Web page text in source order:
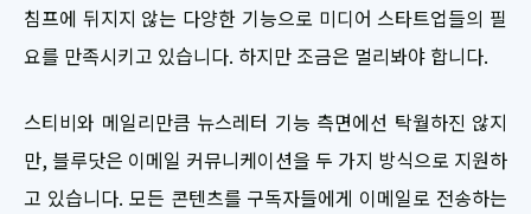
침프에 뒤지지 않는 다양한 기능으로 미디어 스타트업들의 필
요를 만족시키고 있습니다. 하지만 조금은 멀리봐야 합니다.
스티비와 메일리만큼 뉴스레터 기능 측면에선 탁월하진 않지
만, 블루닷은 이메일 커뮤니케이션을 두 가지 방식으로 지원하
고 있습니다. 모든 콘텐츠를 구독자들에게 이메일로 전송하는